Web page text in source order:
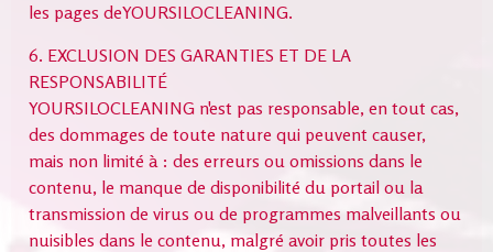
les pages deYOURSILOCLEANING.
6. EXCLUSION DES GARANTIES ET DE LA
RESPONSABILITÉ
YOURSILOCLEANING n'est pas responsable, en tout cas,
des dommages de toute nature qui peuvent causer,
mais non limité à : des erreurs ou omissions dans le
contenu, le manque de disponibilité du portail ou la
transmission de virus ou de programmes malveillants ou
nuisibles dans le contenu, malgré avoir pris toutes les